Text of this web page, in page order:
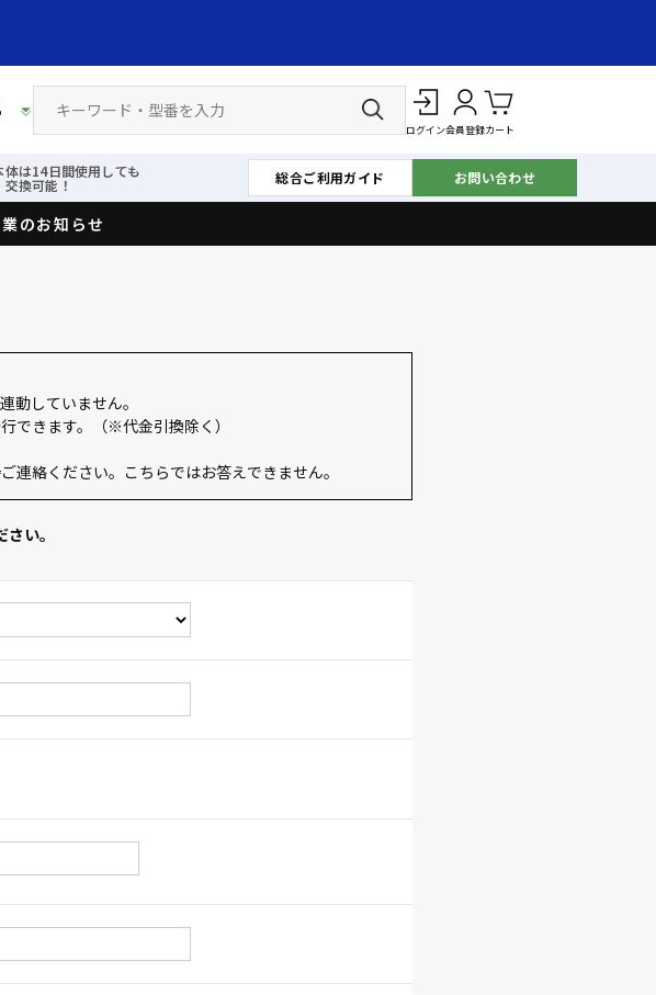
ログイン会員登録カート
体は14日間使用しても
換可能！ 総合ご利用ガイド お問い合わせ
のお知らせ
動していません。
できます。（※代金引換除く）
連絡ください。こちらではお答えできません。
い。